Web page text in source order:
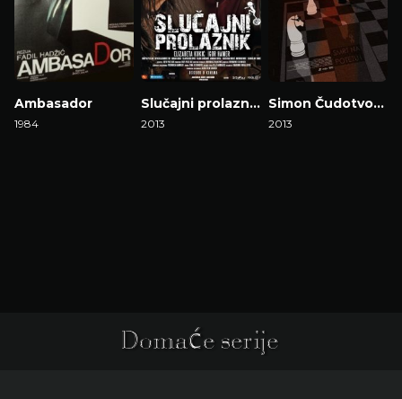
Ambasador
1984
Slučajni prolaznik
2013
Simon Čudotvorac
2013